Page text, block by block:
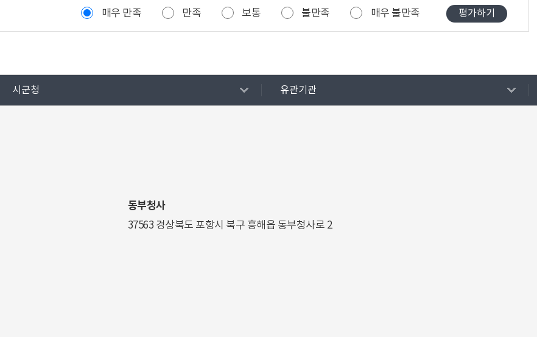
매우 만족 만족 보통 불만족 매우 불만족
시군청 유관기관
동부청사
37563 경상북도 포항시 북구 흥해읍 동부청사로 2